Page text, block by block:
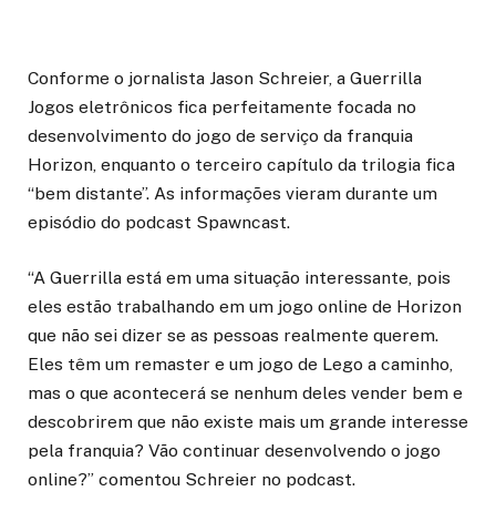
Conforme o jornalista Jason Schreier, a Guerrilla
Jogos eletrônicos fica perfeitamente focada no
desenvolvimento do jogo de serviço da franquia
Horizon, enquanto o terceiro capítulo da trilogia fica
“bem distante”. As informações vieram durante um
episódio do podcast Spawncast.
“A Guerrilla está em uma situação interessante, pois
eles estão trabalhando em um jogo online de Horizon
que não sei dizer se as pessoas realmente querem.
Eles têm um remaster e um jogo de Lego a caminho,
mas o que acontecerá se nenhum deles vender bem e
descobrirem que não existe mais um grande interesse
pela franquia? Vão continuar desenvolvendo o jogo
online?” comentou Schreier no podcast.